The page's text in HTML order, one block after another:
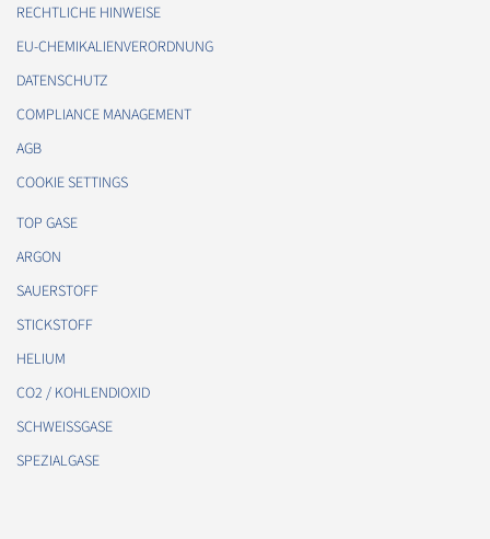
RECHTLICHE HINWEISE
EU-CHEMIKALIENVERORDNUNG
DATENSCHUTZ
COMPLIANCE MANAGEMENT
AGB
COOKIE SETTINGS
TOP GASE
ARGON
SAUERSTOFF
STICKSTOFF
HELIUM
CO2 / KOHLENDIOXID
SCHWEISSGASE
SPEZIALGASE